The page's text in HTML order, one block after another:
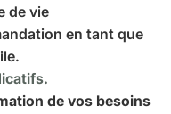
de vie
en tant que
de vos besoins